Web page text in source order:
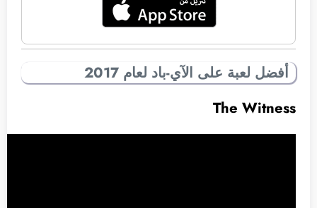
أفضل لعبة على الآي-باد لعام 2017
The Witness